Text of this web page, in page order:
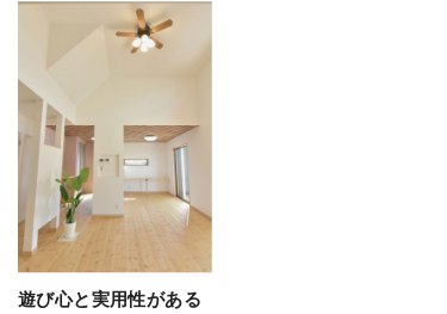
遊び心と実用性がある